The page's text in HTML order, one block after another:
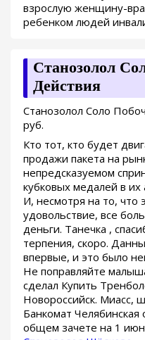
взрослую женщину-
ребенком людей
Станозолол
Действия
Станозолол Соло
руб.
Кто тот, кто будет
продажи пакета на
непредсказуемом
кубковых медалей в их
И, несмотря на то, что
удовольствие, все
деньги. Танечка ,
терпения, скоро.
впервые, и это было
Не поправляйте
сделал Купить
Новороссийск. Миасс,
Банкомат Челябинская
общем зачете на 1